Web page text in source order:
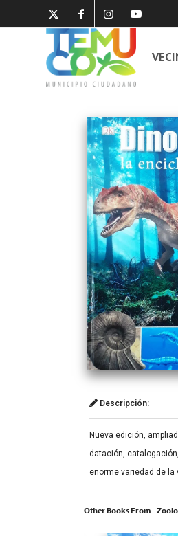
Descripción:
Nueva edición,
datación,
enorme variedad de
Other Books From -